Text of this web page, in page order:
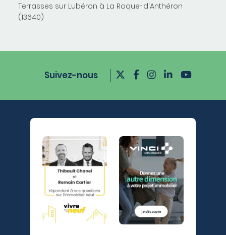
Terrasses sur Lubéron à La Roque-d'Anthéron
(13640)
Suivez-nous